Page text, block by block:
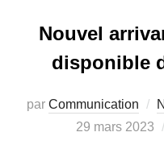
Nouvel
disponible
par Communication
29 mars 2023